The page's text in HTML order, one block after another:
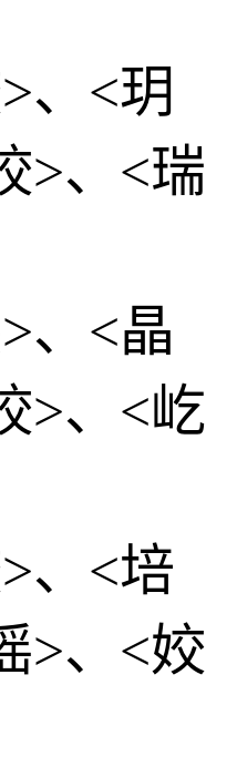
、<玥
>、<瑞
、<晶
>、<屹
、<培
>、<姣